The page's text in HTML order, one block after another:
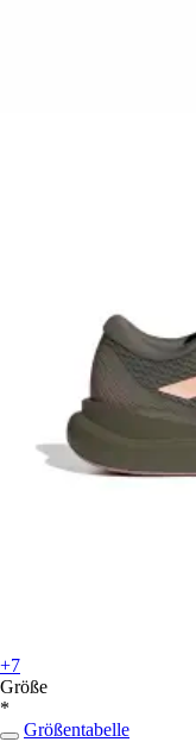
+7
Größe
*
Größentabelle